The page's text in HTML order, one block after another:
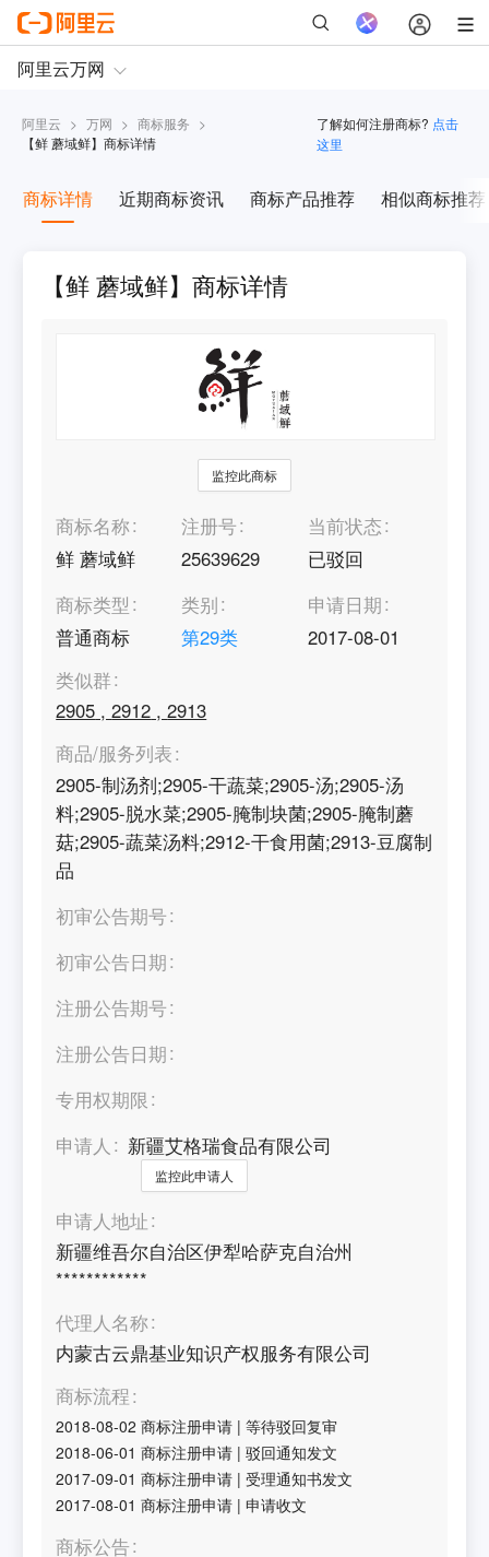
阿里云 > 万网 > 商标服务 >
【鲜 蘑域鲜】商标详情
了解如何注册商标? 点击
这里
商标详情 近期商标资讯 商标产品推荐 相似商标推荐
【鲜 蘑域鲜】商标详情
监控此商标
商标名称
鲜 蘑域鲜
注册号
25639629
当前状态
已驳回
商标类型
普通商标
类别
第29类
申请日期
2017-08-01
类似群
2905 ,2912 ,2913
商品/服务列表
2905-制汤剂;2905-干蔬菜;2905-汤;2905-汤
料;2905-脱水菜;2905-腌制块菌;2905-腌制蘑
菇;2905-蔬菜汤料;2912-干食用菌;2913-豆腐制
品
初审公告期号
初审公告日期
注册公告期号
注册公告日期
专用权期限
申请人
新疆艾格瑞食品有限公司
监控此申请人
申请人地址
新疆维吾尔自治区伊犁哈萨克自治州
************
代理人名称
内蒙古云鼎基业知识产权服务有限公司
商标流程
2018-08-02 商标注册申请 |等待驳回复审
2018-06-01 商标注册申请 |驳回通知发文
2017-09-01 商标注册申请 |受理通知书发文
2017-08-01 商标注册申请 |申请收文
商标公告